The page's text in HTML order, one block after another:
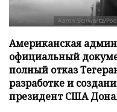
Американская
официальный
полный отказ
разработке и
президент США